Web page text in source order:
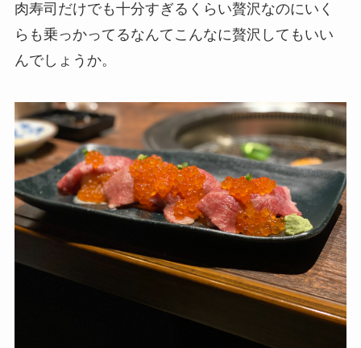
肉寿司だけでも十分すぎるくらい贅沢なのにいく
らも乗っかってるなんてこんなに贅沢してもいい
んでしょうか。